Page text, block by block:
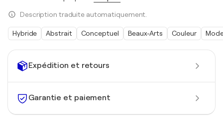
Expédition et retours
Garantie et paiement
Description traduite automatiquement.
Hybride Abstrait Conceptuel Beaux-Arts Couleur